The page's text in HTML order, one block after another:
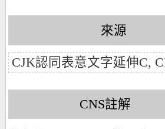
來源
CJK認同表意文字延伸C,
CNS註解